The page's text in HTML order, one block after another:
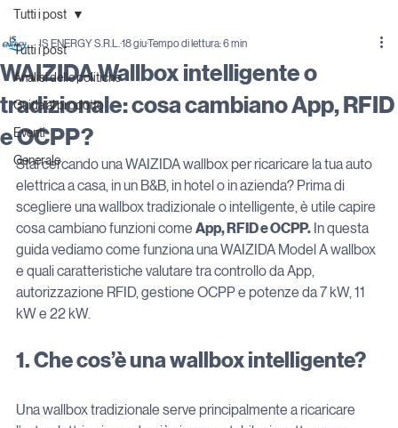
Tutti i post
Analisi delle politiche
Guida al prodotto
Eventi
Generale
Tutti i post
WAIZIDA Wallbox intelligente o
tradizionale: cosa cambiano App, RFID
e OCPP?
IS ENERGY S.R.L.18 giuTempo di lettura: 6 min
Stai cercando una WAIZIDA wallbox per ricaricare la tua auto
elettrica a casa, in un B&B, in hotel o in azienda? Prima di
scegliere una wallbox tradizionale o intelligente, è utile capire
cosa cambiano funzioni come App, RFID e OCPP. In questa
guida vediamo come funziona una WAIZIDA Model A wallbox
e quali caratteristiche valutare tra controllo da App,
autorizzazione RFID, gestione OCPP e potenze da 7 kW, 11
kW e 22 kW.
1. Che cos’è una wallbox intelligente?
Una wallbox tradizionale serve principalmente a ricaricare